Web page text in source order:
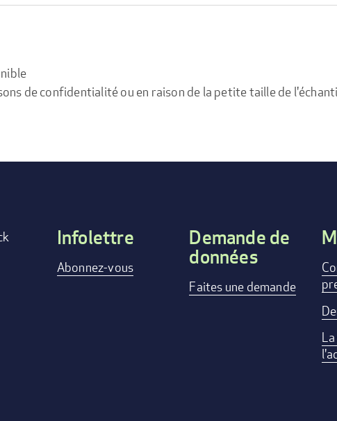
de confidentialité ou en raison de la petite taille de
Footer
Infolettre
Abonnez-vous
Demande de
données
Faites une demande